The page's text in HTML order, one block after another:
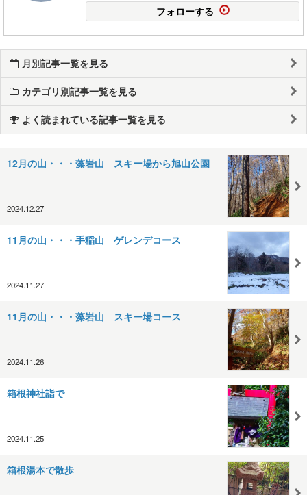
フォローする
月別記事一覧を見る
カテゴリ別記事一覧を見る
よく読まれている記事一覧を見る
12月の山・・・藻岩山 スキー場から旭山公園
2024.12.27
11月の山・・・手稲山 ゲレンデコース
2024.11.27
11月の山・・・藻岩山 スキー場コース
2024.11.26
箱根神社詣で
2024.11.25
箱根湯本で散歩